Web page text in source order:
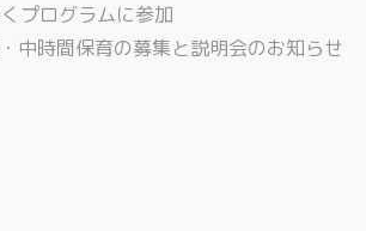
プログラムに参加
中時間保育の募集と説明会のお知らせ